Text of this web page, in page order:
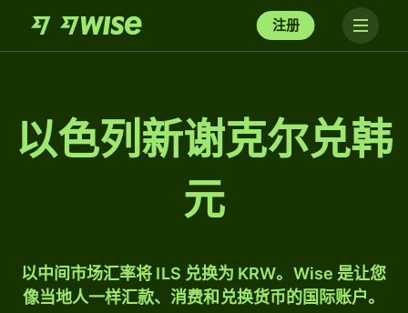
注册
以色列新谢克尔兑韩
元
以中间市场汇率将 ILS 兑换为 KRW。Wise 是让您
像当地人一样汇款、消费和兑换货币的国际账户。